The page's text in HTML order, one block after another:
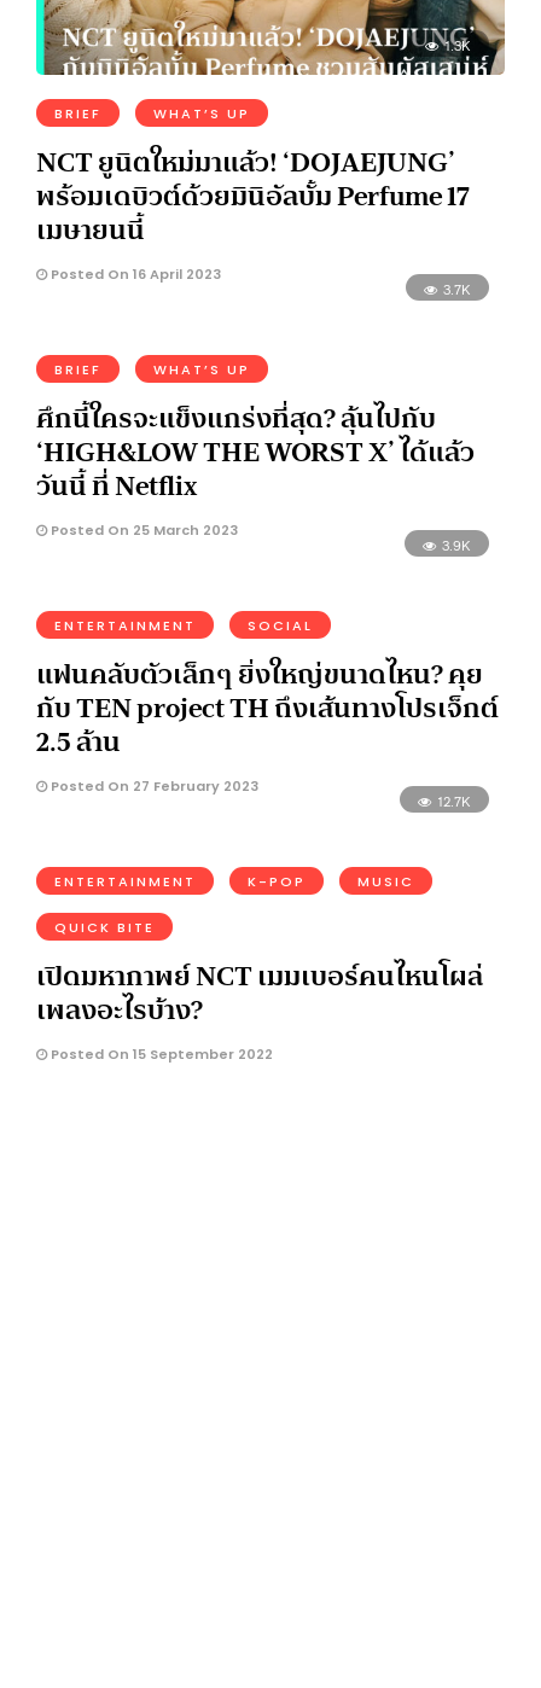
1.3K
BRIEF WHAT’S UP
NCT ยูนิตใหม่มาแล้ว! ‘DOJAEJUNG’
พร้อมเดบิวต์ด้วยมินิอัลบั้ม Perfume 17
เมษายนนี้
Posted On 16 April 2023
3.7K
BRIEF WHAT’S UP
ศึกนี้ใครจะแข็งแกร่งที่สุด? ลุ้นไปกับ
‘HIGH&LOW THE WORST X’ ได้แล้ว
วันนี้ ที่ Netflix
Posted On 25 March 2023
3.9K
ENTERTAINMENT SOCIAL
แฟนคลับตัวเล็กๆ ยิ่งใหญ่ขนาดไหน? คุย
กับ TEN project TH ถึงเส้นทางโปรเจ็กต์
2.5 ล้าน
Posted On 27 February 2023
12.7K
ENTERTAINMENT K-POP MUSIC
QUICK BITE
เปิดมหากาพย์ NCT เมมเบอร์คนไหนโผล่
เพลงอะไรบ้าง?
Posted On 15 September 2022